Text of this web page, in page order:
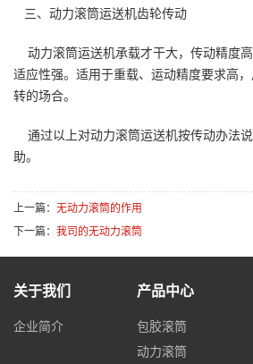
三、动力滚筒运送机齿轮传动
动力滚筒运送机承载才干大，传动精度
适应性强。适用于重载、运动精度要求高
转的场合。
通过以上对动力滚筒运送机按传动办法
助。
上一篇： 无动力滚筒的作用
下一篇： 我司的无动力滚筒
关于我们
企业简介
产品中心
包胶滚筒
动力滚筒